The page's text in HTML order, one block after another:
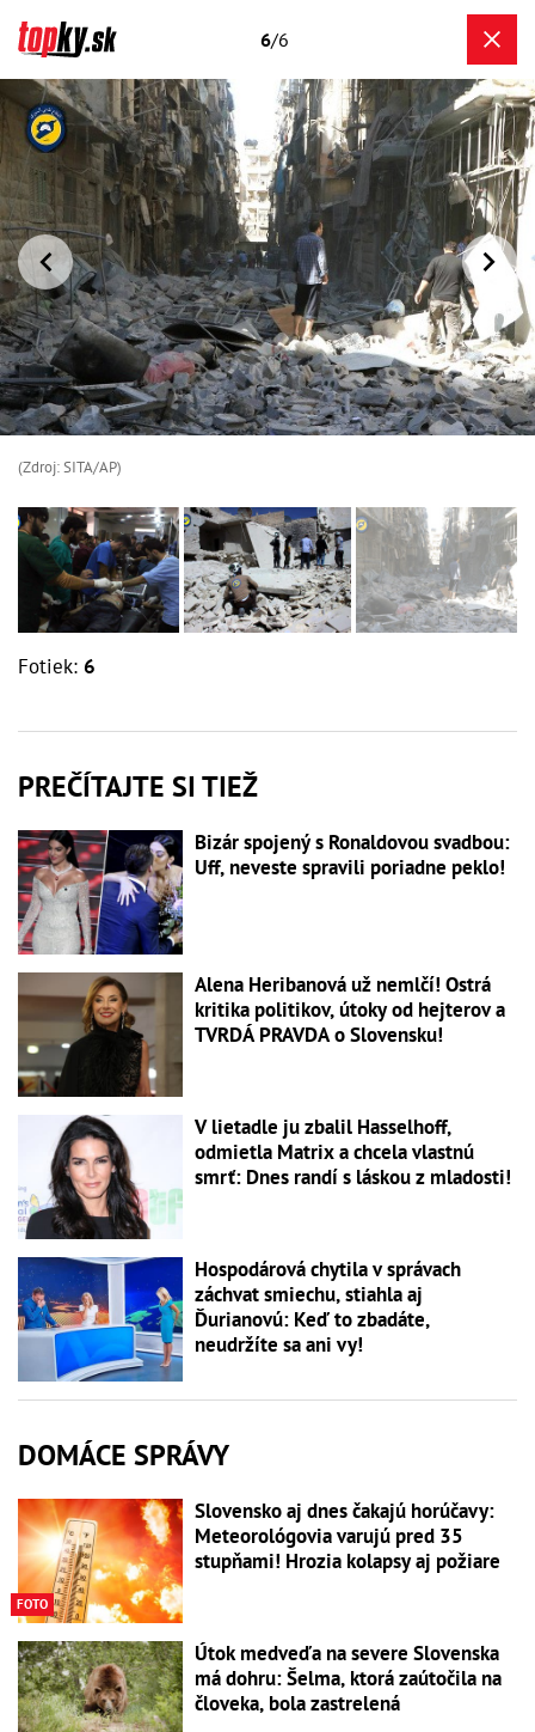
6/6
(Zdroj: SITA/AP)
Fotiek: 6
PREČÍTAJTE SI TIEŽ
Bizár spojený s Ronaldovou svadbou:
Uff, neveste spravili poriadne peklo!
Alena Heribanová už nemlčí! Ostrá
kritika politikov, útoky od hejterov a
TVRDÁ PRAVDA o Slovensku!
V lietadle ju zbalil Hasselhoff,
odmietla Matrix a chcela vlastnú
smrť: Dnes randí s láskou z mladosti!
Hospodárová chytila v správach
záchvat smiechu, stiahla aj
Ďurianovú: Keď to zbadáte,
neudržíte sa ani vy!
DOMÁCE SPRÁVY
FOTO
Slovensko aj dnes čakajú horúčavy:
Meteorológovia varujú pred 35
stupňami! Hrozia kolapsy aj požiare
Útok medveďa na severe Slovenska
má dohru: Šelma, ktorá zaútočila na
človeka, bola zastrelená